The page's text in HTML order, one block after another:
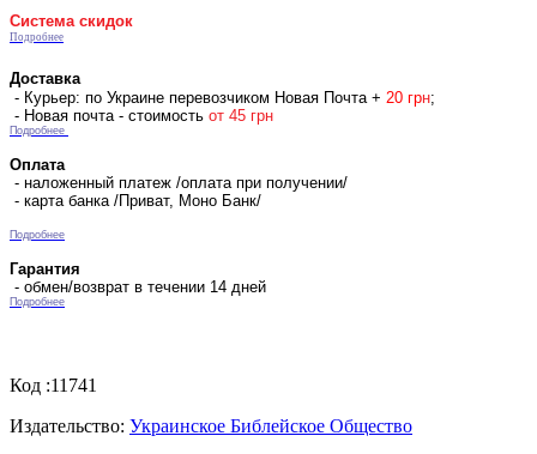
Система скидок
Подробнее
Доставка
- Курьер: по Украине перевозчиком Новая Почта + 20 грн;
- Новая почта - стоимость от 45 грн
Подробнее
Оплата
- наложенный платеж /оплата при получении/
- карта банка /Приват, Моно Банк/
Подробнее
Гарантия
- обмен/возврат в течении 14 дней
Подробнее
Код :11741
Издательство: Украинское Библейское Общество